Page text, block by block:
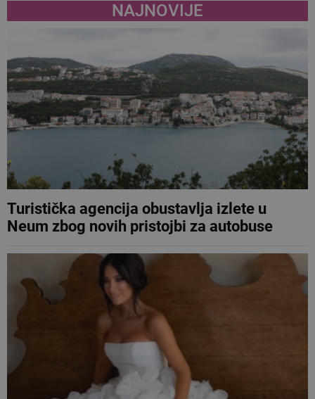
NAJNOVIJE
Turistička agencija obustavlja izlete u
Neum zbog novih pristojbi za autobuse